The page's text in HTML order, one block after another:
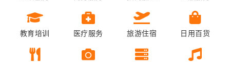
教育培训 医疗服务 旅游住宿 日用百货